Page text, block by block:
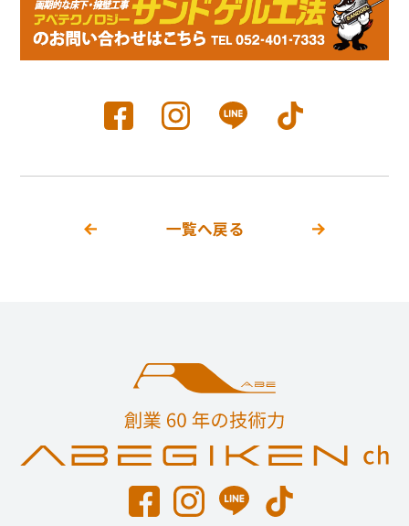
一覧へ戻る